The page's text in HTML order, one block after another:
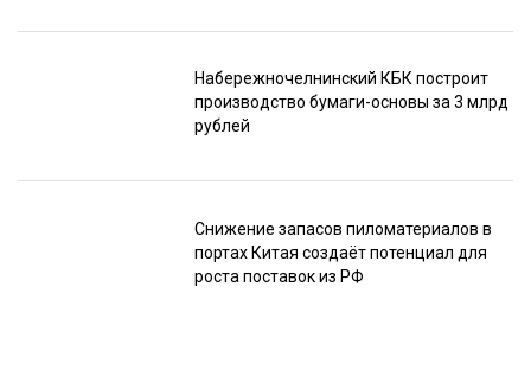
Набережночелнинский КБК построит
производство бумаги-основы за 3 млрд
рублей
Снижение запасов пиломатериалов в
портах Китая создаёт потенциал для
роста поставок из РФ